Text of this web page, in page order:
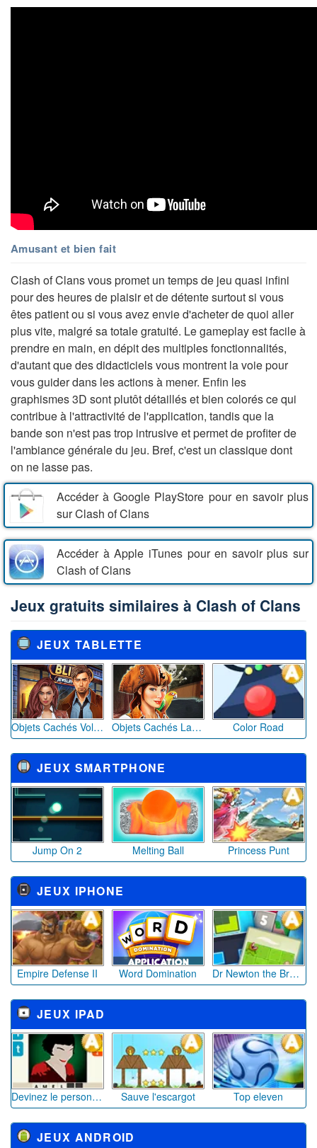
Amusant et bien fait
Clash of Clans vous promet un temps de jeu quasi infini
pour des heures de plaisir et de détente surtout si vous
êtes patient ou si vous avez envie d'acheter de quoi aller
plus vite, malgré sa totale gratuité. Le gameplay est facile à
prendre en main, en dépit des multiples fonctionnalités,
d'autant que des didacticiels vous montrent la voie pour
vous guider dans les actions à mener. Enfin les
graphismes 3D sont plutôt détaillés et bien colorés ce qui
contribue à l'attractivité de l'application, tandis que la
bande son n'est pas trop intrusive et permet de profiter de
l'ambiance générale du jeu. Bref, c'est un classique dont
on ne lasse pas.
Accéder à Google PlayStore pour en savoir plus
sur Clash of Clans
Accéder à Apple iTunes pour en savoir plus sur
Clash of Clans
Jeux gratuits similaires à Clash of Clans
JEUX TABLETTE
Objets Cachés Voleurs de Diamants Objets Cachés La Sorcière de la Mer Color Road
JEUX SMARTPHONE
Jump On 2 Melting Ball Princess Punt
JEUX IPHONE
Empire Defense II Word Domination Dr Newton the Brain Adventure
JEUX IPAD
Devinez le personnage Sauve l'escargot Top eleven
JEUX ANDROID